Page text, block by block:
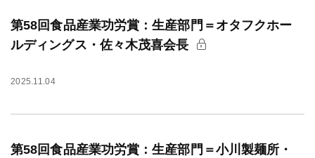
第58回食品産業功労賞：生産部門＝オタフクホー
ルディングス・佐々木茂喜会長
2025.11.04
第58回食品産業功労賞：生産部門＝小川製麺所・